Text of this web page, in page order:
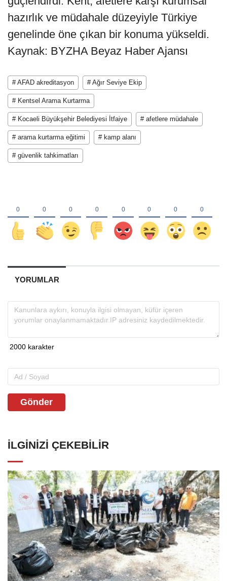
hazırlık ve müdahale düzeyiyle Türkiye
genelinde öne çıkan bir konuma yükseldi.
Kaynak: BYZHA Beyaz Haber Ajansı
# AFAD akreditasyon # Ağır Seviye Ekip
# Kentsel Arama Kurtarma
# Kocaeli Büyükşehir Belediyesi İtfaiye # afetlere müdahale
# arama kurtarma eğitimi # kamp alanı
# güvenlik tahkimatları
YORUMLAR
Gönder
İLGINIZI ÇEKEBILIR